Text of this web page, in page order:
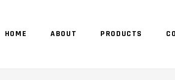
HOME ABOUT PRODUCTS